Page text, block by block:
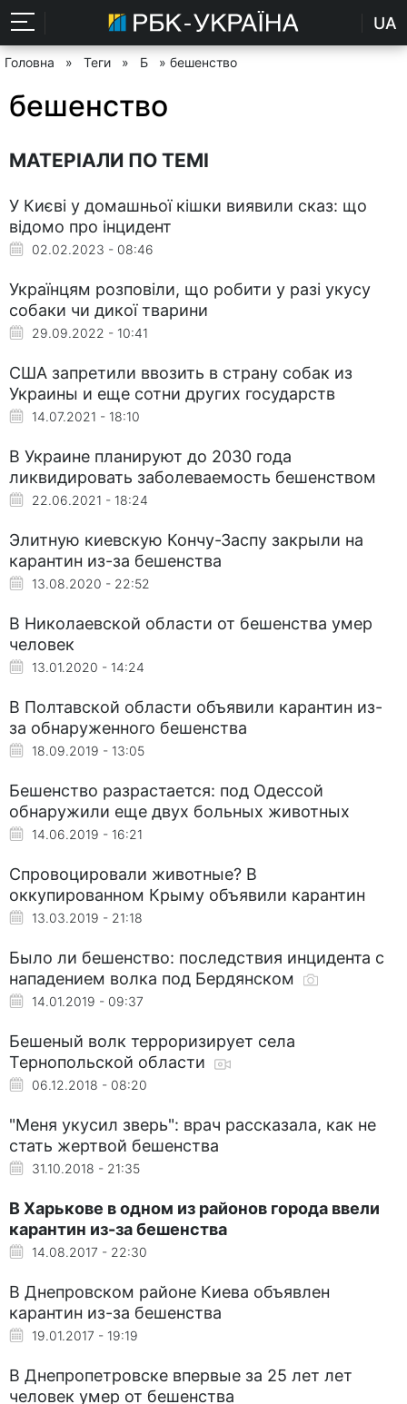
UA
Головна » Теги » Б » бешенство
бешенство
МАТЕРІАЛИ ПО ТЕМІ
У Києві у домашньої кішки виявили сказ: що
відомо про інцидент
02.02.2023 - 08:46
Українцям розповіли, що робити у разі укусу
собаки чи дикої тварини
29.09.2022 - 10:41
США запретили ввозить в страну собак из
Украины и еще сотни других государств
14.07.2021 - 18:10
В Украине планируют до 2030 года
ликвидировать заболеваемость бешенством
22.06.2021 - 18:24
Элитную киевскую Кончу-Заспу закрыли на
карантин из-за бешенства
13.08.2020 - 22:52
В Николаевской области от бешенства умер
человек
13.01.2020 - 14:24
В Полтавской области объявили карантин из-
за обнаруженного бешенства
18.09.2019 - 13:05
Бешенство разрастается: под Одессой
обнаружили еще двух больных животных
14.06.2019 - 16:21
Спровоцировали животные? В
оккупированном Крыму объявили карантин
13.03.2019 - 21:18
Было ли бешенство: последствия инцидента с
нападением волка под Бердянском
14.01.2019 - 09:37
Бешеный волк терроризирует села
Тернопольской области
06.12.2018 - 08:20
"Меня укусил зверь": врач рассказала, как не
стать жертвой бешенства
31.10.2018 - 21:35
В Харькове в одном из районов города ввели
карантин из-за бешенства
14.08.2017 - 22:30
В Днепровском районе Киева объявлен
карантин из-за бешенства
19.01.2017 - 19:19
В Днепропетровске впервые за 25 лет лет
человек умер от бешенства